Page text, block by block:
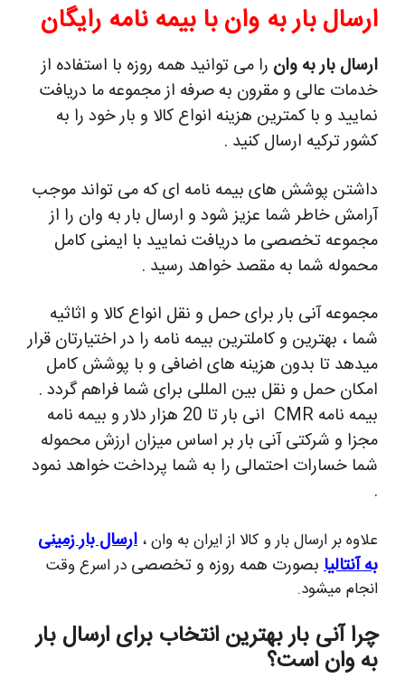
ارسال بار به وان با بیمه نامه رایگان
ارسال بار به وان را می توانید همه روزه با استفاده از
خدمات عالی و مقرون به صرفه از مجموعه ما دریافت
نمایید و با کمترین هزینه انواع کالا و بار خود را به
کشور ترکیه ارسال کنید .
داشتن پوشش های بیمه نامه ای که می تواند موجب
آرامش خاطر شما عزیز شود و ارسال بار به وان را از
مجموعه تخصصی ما دریافت نمایید با ایمنی کامل
محموله شما به مقصد خواهد رسید .
مجموعه آنی بار برای حمل و نقل انواع کالا و اثاثیه
شما ، بهترین و کاملترین بیمه نامه را در اختیارتان قرار
میدهد تا بدون هزینه های اضافی و با پوشش کامل
امکان حمل و نقل بین المللی برای شما فراهم گردد .
بیمه نامه CMR انی بار تا 20 هزار دلار و بیمه نامه
مجزا و شرکتی آنی بار بر اساس میزان ارزش محموله
شما خسارات احتمالی را به شما پرداخت خواهد نمود
.
علاوه بر ارسال بار و کالا از ایران به وان ، ارسال بار زمینی
به آنتالیا بصورت همه روزه و تخصصی در اسرع وقت
انجام میشود.
چرا آنی بار بهترین انتخاب برای ارسال بار
به وان است؟